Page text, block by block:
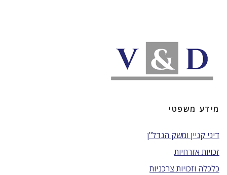
מידע משפטי
דיני קניין ומשק הנדל"ן
זכויות אזרחיות
כלכלה וזכויות צרכניות